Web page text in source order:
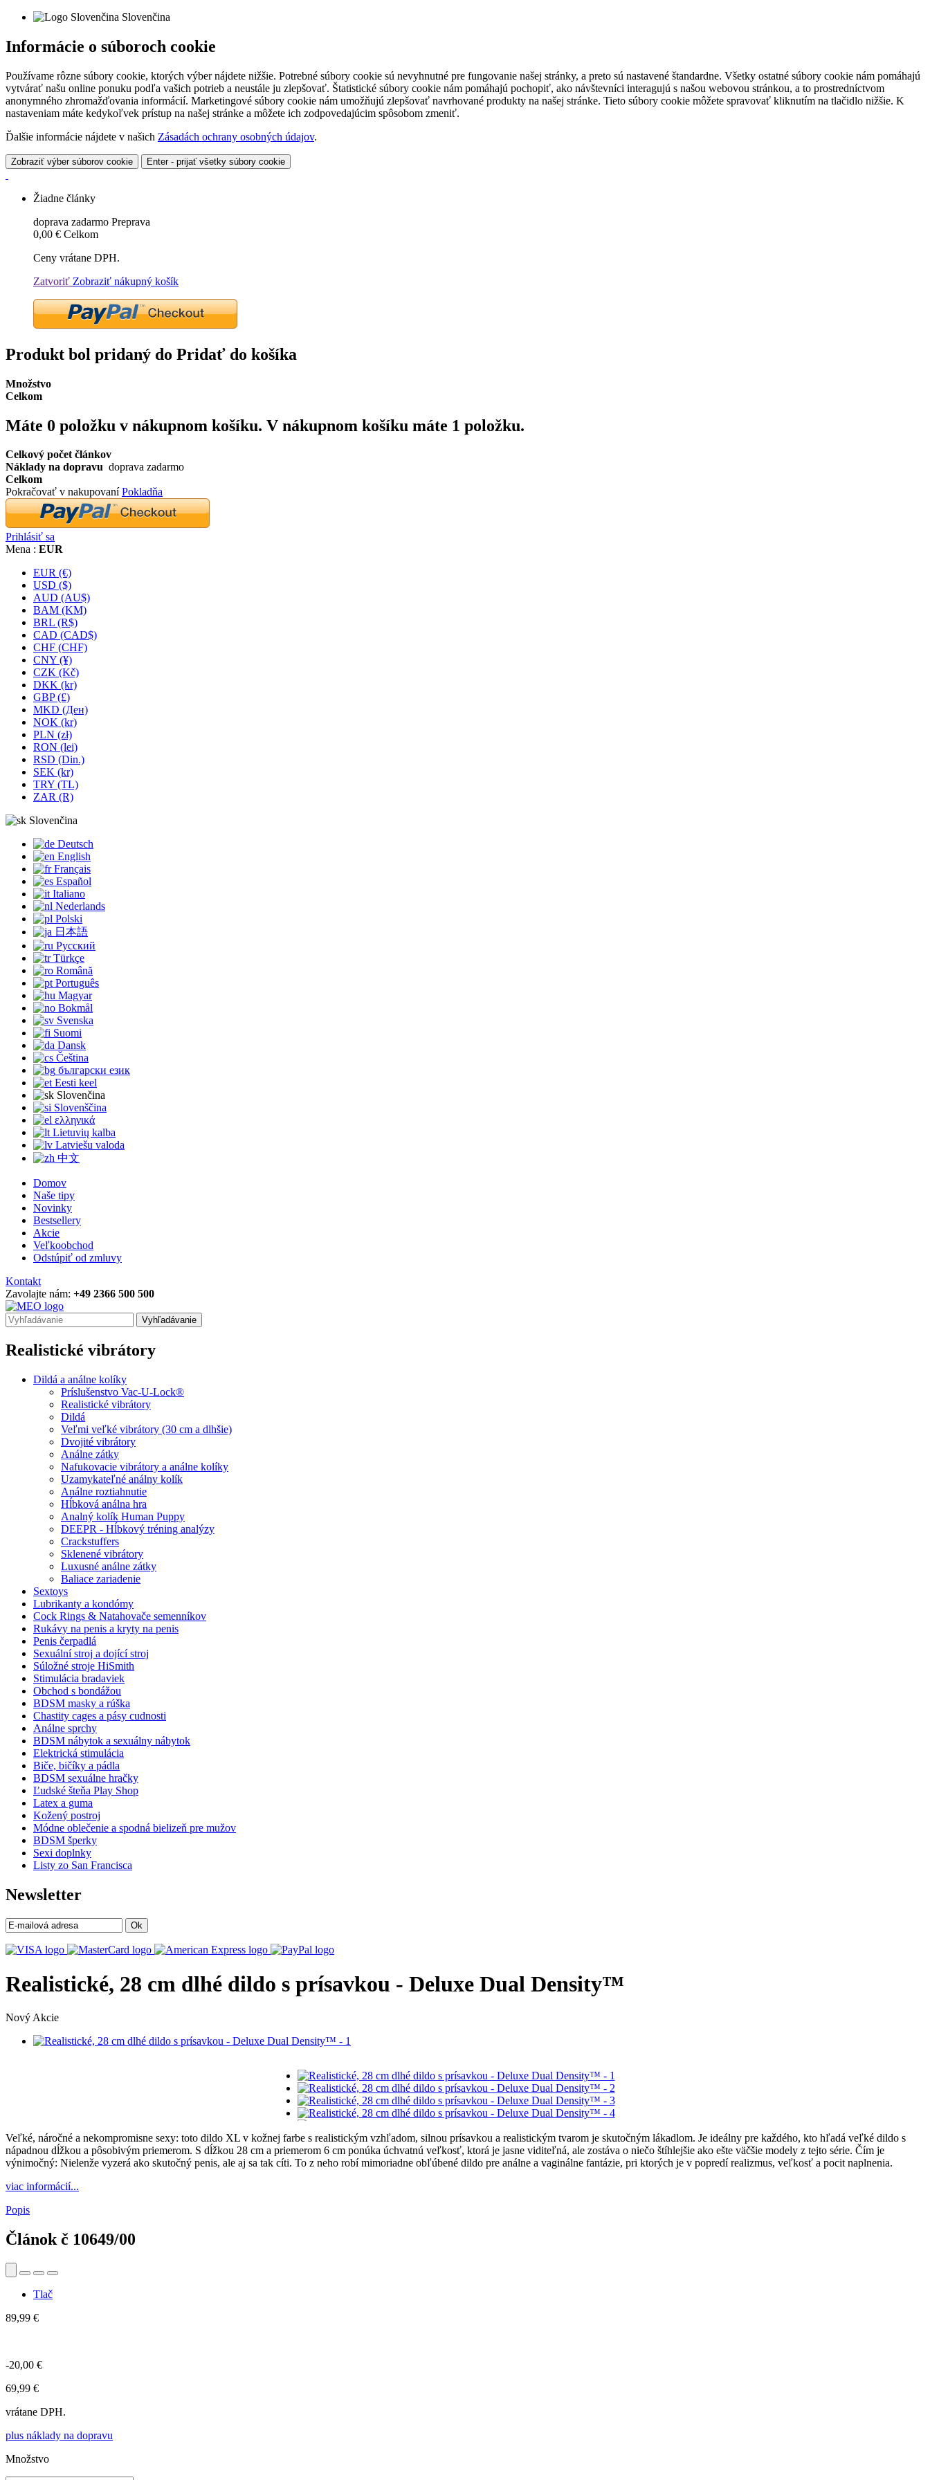
Slovenčina
Informácie o súboroch cookie
Používame rôzne súbory cookie, ktorých výber nájdete nižšie. Potrebné súbory cookie sú nevyhnutné pre fungovanie našej stránky, a preto sú nastavené štandardne. Všetky ostatné súbory cookie nám pomáhajú
vytvárať našu online ponuku podľa vašich potrieb a neustále ju zlepšovať. Štatistické súbory cookie nám pomáhajú pochopiť, ako návštevníci interagujú s našou webovou stránkou, a to prostredníctvom
anonymného zhromažďovania informácií. Marketingové súbory cookie nám umožňujú zlepšovať navrhované produkty na našej stránke. Tieto súbory cookie môžete spravovať kliknutím na tlačidlo nižšie. K
nastaveniam máte kedykoľvek prístup na našej stránke a môžete ich zodpovedajúcim spôsobom zmeniť.
Ďalšie informácie nájdete v našich Zásadách ochrany osobných údajov.
Zobraziť výber súborov cookie Enter - prijať všetky súbory cookie
Žiadne články
doprava zadarmo Preprava
0,00 € Celkom
Ceny vrátane DPH.
Zatvoriť Zobraziť nákupný košík
Produkt bol pridaný do Pridať do košíka
Množstvo
Celkom
Máte 0 položku v nákupnom košíku. V nákupnom košíku máte 1 položku.
Celkový počet článkov
Náklady na dopravu doprava zadarmo
Celkom
Pokračovať v nakupovaníPokladňa
Prihlásiť sa
Mena : EUR
EUR (€)
USD ($)
AUD (AU$)
BAM (KM)
BRL (R$)
CAD (CAD$)
CHF (CHF)
CNY (¥)
CZK (Kč)
DKK (kr)
GBP (£)
MKD (Ден)
NOK (kr)
PLN (zł)
RON (lei)
RSD (Din.)
SEK (kr)
TRY (TL)
ZAR (R)
Slovenčina
Deutsch
English
Français
Español
Italiano
Nederlands
Polski
日本語
Русский
Türkçe
Română
Português
Magyar
Bokmål
Svenska
Suomi
Dansk
Čeština
български език
Eesti keel
Slovenčina
Slovenščina
ελληνικά
Lietuvių kalba
Latviešu valoda
中文
Domov
Naše tipy
Novinky
Bestsellery
Akcie
Veľkoobchod
Odstúpiť od zmluvy
Kontakt
Zavolajte nám: +49 2366 500 500
Vyhľadávanie
Realistické vibrátory
Dildá a análne kolíky
Príslušenstvo Vac-U-Lock®
Realistické vibrátory
Dildá
Veľmi veľké vibrátory (30 cm a dlhšie)
Dvojité vibrátory
Análne zátky
Nafukovacie vibrátory a análne kolíky
Uzamykateľné análny kolík
Análne roztiahnutie
Hĺbková análna hra
Analný kolík Human Puppy
DEEPR - Hĺbkový tréning analýzy
Crackstuffers
Sklenené vibrátory
Luxusné análne zátky
Baliace zariadenie
Sextoys
Lubrikanty a kondómy
Cock Rings & Natahovače semenníkov
Rukávy na penis a kryty na penis
Penis čerpadlá
Sexuální stroj a dojící stroj
Súložné stroje HiSmith
Stimulácia bradaviek
Obchod s bondážou
BDSM masky a rúška
Chastity cages a pásy cudnosti
Análne sprchy
BDSM nábytok a sexuálny nábytok
Elektrická stimulácia
Biče, bičíky a pádla
BDSM sexuálne hračky
Ľudské šteňa Play Shop
Latex a guma
Kožený postroj
Módne oblečenie a spodná bielizeň pre mužov
BDSM šperky
Sexi doplnky
Listy zo San Francisca
Newsletter
Ok
Realistické, 28 cm dlhé dildo s prísavkou - Deluxe Dual Density™
Nový Akcie
Veľké, náročné a nekompromisne sexy: toto dildo XL v kožnej farbe s realistickým vzhľadom, silnou prísavkou a realistickým tvarom je skutočným lákadlom. Je ideálny pre každého, kto hľadá veľké dildo s
nápadnou dĺžkou a pôsobivým priemerom. S dĺžkou 28 cm a priemerom 6 cm ponúka úchvatnú veľkosť, ktorá je jasne viditeľná, ale zostáva o niečo štíhlejšie ako ešte väčšie modely z tejto série. Čím je
výnimočný: Nielenže vyzerá ako skutočný penis, ale aj sa tak cíti. To z neho robí mimoriadne obľúbené dildo pre análne a vaginálne fantázie, pri ktorých je v popredí realizmus, veľkosť a pocit naplnenia.
viac informácií...
Popis
Článok č 10649/00
Tlač
89,99 €
-20,00 €
69,99 €
vrátane DPH.
plus náklady na dopravu
Množstvo